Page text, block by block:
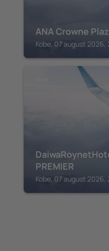
ANA Crowne
Kobe, 07 august 2026,
PREMIER
Kobe, 07 august 2026,